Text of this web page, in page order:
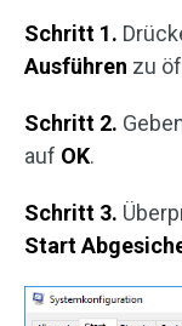
Schritt 1.
Ausführen zu
Schritt 2.
auf OK.
Schritt 3.
Start